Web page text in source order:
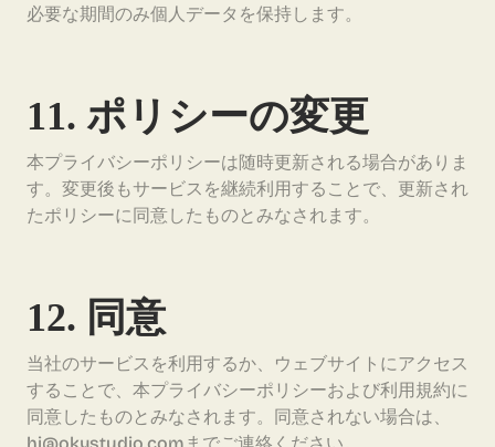
必要な期間のみ個人データを保持します。
11. ポリシーの変更
本プライバシーポリシーは随時更新される場合がありま
す。変更後もサービスを継続利用することで、更新され
たポリシーに同意したものとみなされます。
12. 同意
当社のサービスを利用するか、ウェブサイトにアクセス
することで、本プライバシーポリシーおよび利用規約に
同意したものとみなされます。同意されない場合は、